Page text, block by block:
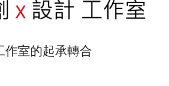
作室的起承轉合